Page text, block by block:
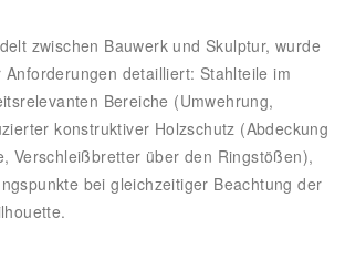
zwischen Bauwerk und Skulptur, wurde
detailliert: Stahlteile im
Bereiche (Umwehrung,
konstruktiver Holzschutz (Abdeckung
Verschleißbretter über den Ringstößen),
bei gleichzeitiger Beachtung der